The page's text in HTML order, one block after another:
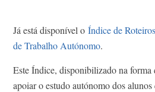
Já está disponível o Índice de
de Trabalho Autónomo.
Este Índice, disponibilizado na forma
apoiar o estudo autónomo dos